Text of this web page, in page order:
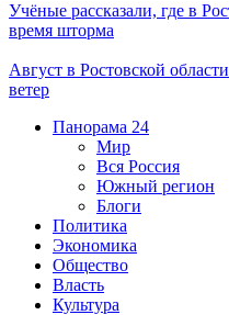
Учёные рассказали, где в
время шторма
Август в Ростовской
ветер
Панорама 24
Мир
Вся Россия
Южный регион
Блоги
Политика
Экономика
Общество
Власть
Культура